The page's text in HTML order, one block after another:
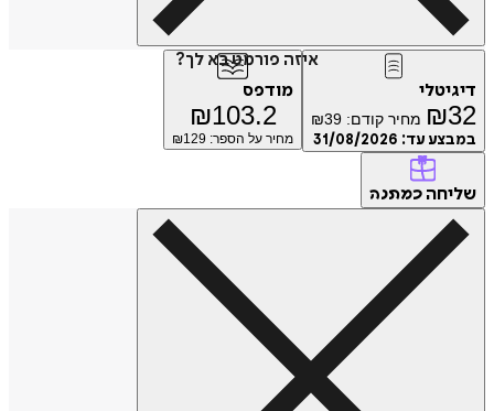
איזה פורמט בא לך?
דיגיטלי
₪32 מחיר קודם: ₪39
במבצע עד: 31/08/2026
מודפס
₪103.2
מחיר על הספר: ₪ 129
שליחה כמתנה